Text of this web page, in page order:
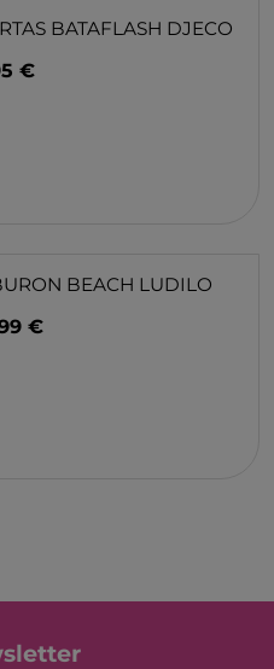
BATAFLASH DJECO
€
BEACH LUDILO
€